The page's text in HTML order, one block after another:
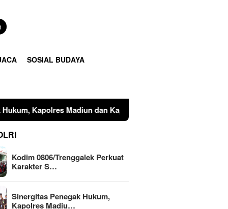
SOSIAL BUDAYA
dan Kajari Musnahkan Barang Bukti Perkara Pidana
Kodim 0806/Trenggalek Perkuat
Karakter S…
Sinergitas Penegak Hukum,
Kapolres Madiu…